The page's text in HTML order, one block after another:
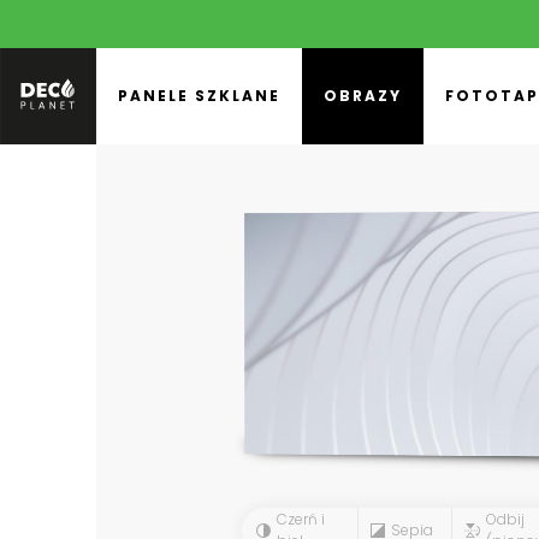
PANELE SZKLANE OBRAZY
Czerń i
Sepia
Odbij